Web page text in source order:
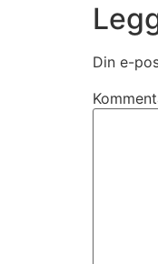
Din e-